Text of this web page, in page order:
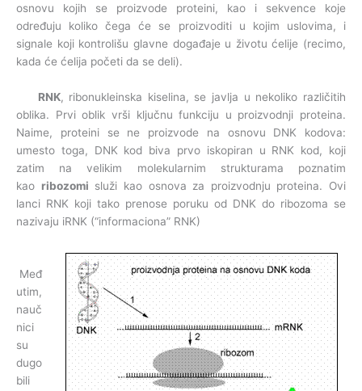
osnovu kojih se proizvode proteini, kao i sekvence koje
određuju koliko čega će se proizvoditi u kojim uslovima, i
signale koji kontrolišu glavne događaje u životu ćelije (recimo,
kada će ćelija početi da se deli).
RNK, ribonukleinska kiselina, se javlja u nekoliko različitih
oblika. Prvi oblik vrši ključnu funkciju u proizvodnji proteina.
Naime, proteini se ne proizvode na osnovu DNK kodova:
umesto toga, DNK kod biva prvo iskopiran u RNK kod, koji
zatim na velikim molekularnim strukturama poznatim
kao ribozomi služi kao osnova za proizvodnju proteina. Ovi
lanci RNK koji tako prenose poruku od DNK do ribozoma se
nazivaju iRNK (“informaciona” RNK)
Međ
utim,
nauč
nici
su
dugo
bili